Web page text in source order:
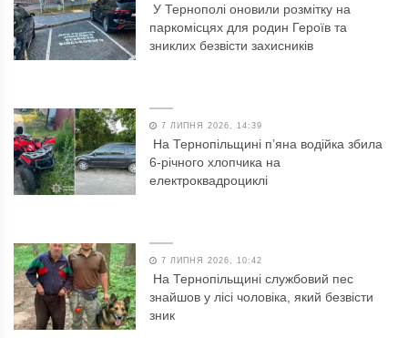
У Тернополі оновили розмітку на
паркомісцях для родин Героїв та
зниклих безвісти захисників
7 ЛИПНЯ 2026, 14:39
На Тернопільщині п’яна водійка збила
6-річного хлопчика на
електроквадроциклі
7 ЛИПНЯ 2026, 10:42
На Тернопільщині службовий пес
знайшов у лісі чоловіка, який безвісти
зник